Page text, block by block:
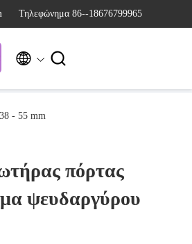
Τηλεφώνημα 86--18676799965
 
- 55 mm
πόρτας
ψευδαργύρου